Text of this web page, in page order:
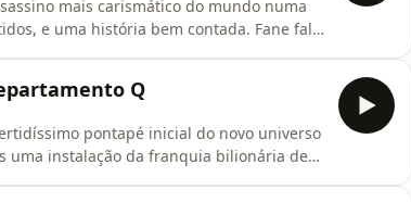
mais carismático do mundo numa
e uma história bem contada. Fane fala
Q
pontapé inicial do novo universo
uma instalação da franquia bilionária de